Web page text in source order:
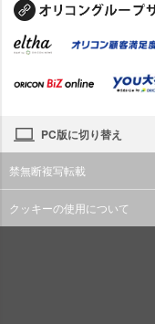
PC版に切り替え
禁無断複写転載
クッキーの使用について